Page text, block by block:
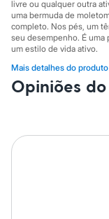
Pijamas
Sutiãs e Tops
Moda praia
Biquínis
Maiôs
Saídas de praia
Personagens
Plus size
Casacos e
Jeans
livre ou qualquer outra
uma bermuda de
completo. Nos pés, um
seu desempenho. É uma
um estilo de vida ativo.
A gente se encontra na
Mais detalhes do produto
Informacoes gerais:
Opiniões